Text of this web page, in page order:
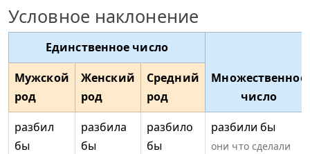
Условное наклонение
Единственное число
Множественное
число
Мужской
род
Женский
род
Средний
род
разбил
бы
разбила
бы
разбило
бы
разбили бы
они что сделали